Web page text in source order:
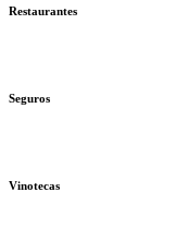
Restaurantes
Seguros
Vinotecas